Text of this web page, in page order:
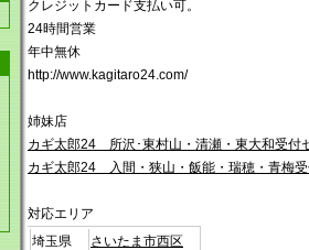
クレジットカード支払い可。
24時間営業
年中無休
http://www.kagitaro24.com/
姉妹店
カギ太郎24 所沢･東村山・清瀬・東大和受付
カギ太郎24 入間・狭山・飯能・瑞穂・青梅受
対応エリア
埼玉県
さいたま市西区